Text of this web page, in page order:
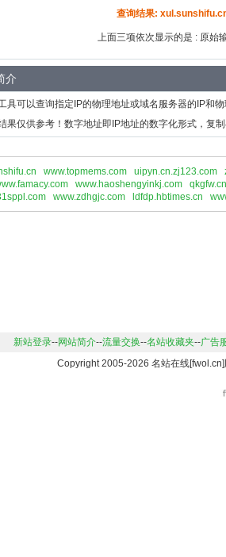
查询结果:
上面三项依次显示的是 : 原始
介
具可以查询指定IP的物理地址或域名服务器的IP和
果仅供参考！数字地址即IP地址的数字化形式，复
www.topmems.com uipyn.cn.zj123.com
www.haoshengyinkj.com
www.zdhgjc.com ldfdp.hbtimes.cn
新站登录--网站简介--流量交换--名站收藏夹--广告
Copyright 2005-2026 名站在线